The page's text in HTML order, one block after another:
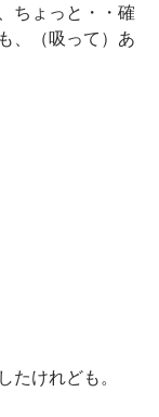
ちょっと・・確
、（吸って）あ
たけれども。